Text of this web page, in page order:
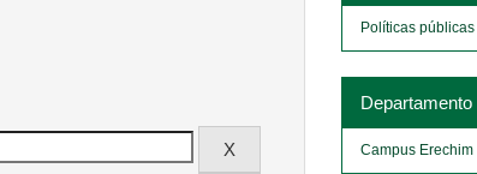
Políticas públicas
Departamento
Campus Erechim